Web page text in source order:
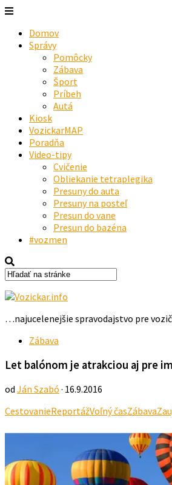
Domov
Správy
Pomôcky
Zábava
Šport
Príbeh
Autá
Kiosk
VozickarMAP
Poradňa
Video-tipy
Cvičenie
Obliekanie tetraplegika
Presuny do auta
Presuny na posteľ
Presun do vane
Presun do bazéna
#vozmen
…najucelenejšie spravodajstvo pre
Zábava
Let balónom je atrakciou aj pre
od Ján Szabó · 16.9.2016
CestovanieReportážVoľný časZábava